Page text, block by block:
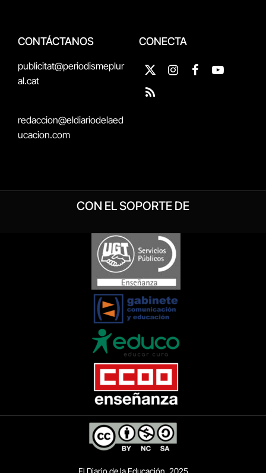
CONTÁCTANOS
publicitat@periodismeplur
al.cat
redaccion@eldiariodelaed
ucacion.com
CONECTA
X
(Twitter)
InstagramFacebookYouTube
RSS
CON EL SOPORTE DE